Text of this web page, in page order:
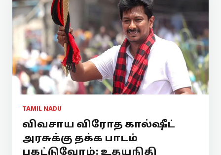
TAMIL NADU
விவசாய விரோத கால்ஷீட்
அரசுக்கு தக்க பாடம்
புகட்டுவோம்: உதயநிதி